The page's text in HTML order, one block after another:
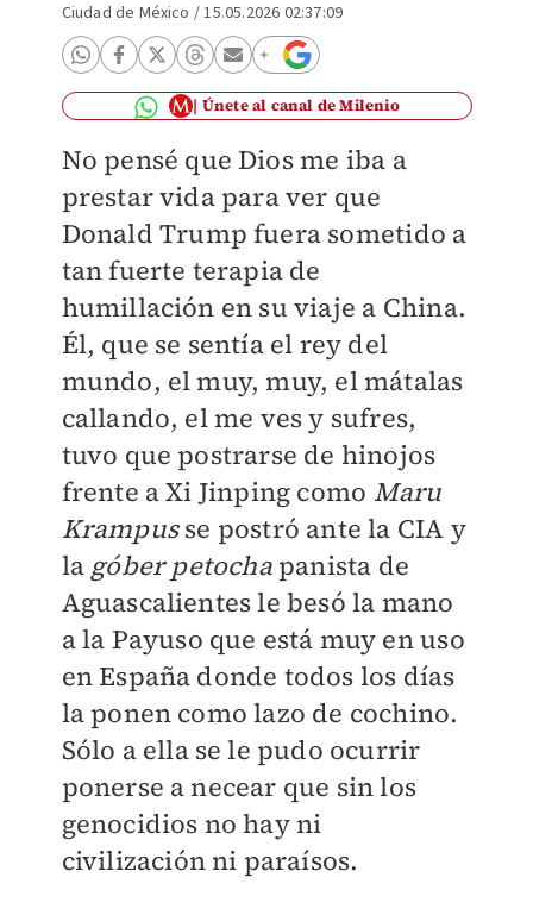
Ciudad de México /15.05.2026 02:37:09
Únete al canal de Milenio
No pensé que Dios me iba a
prestar vida para ver que
Donald Trump fuera sometido a
tan fuerte terapia de
humillación en su viaje a China.
Él, que se sentía el rey del
mundo, el muy, muy, el mátalas
callando, el me ves y sufres,
tuvo que postrarse de hinojos
frente a Xi Jinping como Maru
Krampusse postró ante la CIA y
la góber petocha panista de
Aguascalientes le besó la mano
a la Payuso que está muy en uso
en España donde todos los días
la ponen como lazo de cochino.
Sólo a ella se le pudo ocurrir
ponerse a necear que sin los
genocidios no hay ni
civilización ni paraísos.